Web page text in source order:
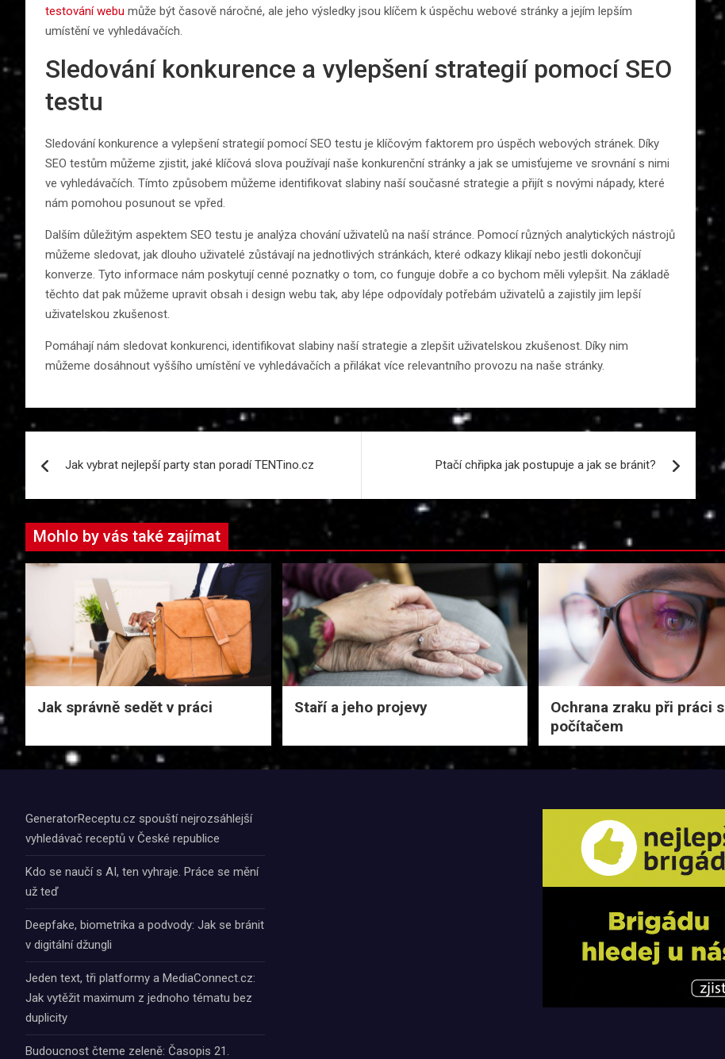
testování webu může být časově náročné, ale jeho výsledky jsou klíčem k úspěchu webové stránky a jejím lepším
umístění ve vyhledávačích.
Sledování konkurence a vylepšení strategií pomocí SEO
testu
Sledování konkurence a vylepšení strategií pomocí SEO testu je klíčovým faktorem pro úspěch webových stránek. Díky
SEO testům můžeme zjistit, jaké klíčová slova používají naše konkurenční stránky a jak se umisťujeme ve srovnání s nimi
ve vyhledávačích. Tímto způsobem můžeme identifikovat slabiny naší současné strategie a přijít s novými nápady, které
nám pomohou posunout se vpřed.
Dalším důležitým aspektem SEO testu je analýza chování uživatelů na naší stránce. Pomocí různých analytických nástrojů
můžeme sledovat, jak dlouho uživatelé zůstávají na jednotlivých stránkách, které odkazy klikají nebo jestli dokončují
konverze. Tyto informace nám poskytují cenné poznatky o tom, co funguje dobře a co bychom měli vylepšit. Na základě
těchto dat pak můžeme upravit obsah i design webu tak, aby lépe odpovídaly potřebám uživatelů a zajistily jim lepší
uživatelskou zkušenost.
Pomáhají nám sledovat konkurenci, identifikovat slabiny naší strategie a zlepšit uživatelskou zkušenost. Díky nim
můžeme dosáhnout vyššího umístění ve vyhledávačích a přilákat více relevantního provozu na naše stránky.
pro
příspěvek
Jak vybrat nejlepší party stan poradí TENTino.cz Ptačí chřipka jak postupuje a jak se bránit?
Mohlo by vás také zajímat
Jak správně sedět v práci Staří a jeho projevy
Ochrana zraku při práci s
počítačem
GeneratorReceptu.cz spouští nejrozsáhlejší
vyhledávač receptů v České republice
Kdo se naučí s AI, ten vyhraje. Práce se mění
už teď
Deepfake, biometrika a podvody: Jak se bránit
v digitální džungli
Jeden text, tři platformy a MediaConnect.cz:
Jak vytěžit maximum z jednoho tématu bez
duplicity
Budoucnost čteme zeleně: Časopis 21.